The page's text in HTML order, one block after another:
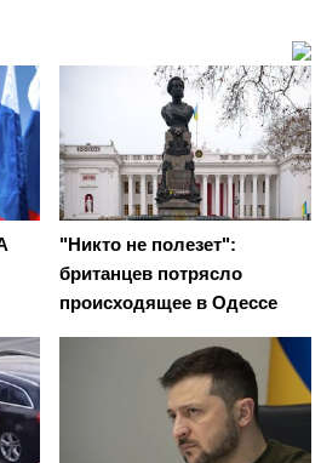
"Никто не полезет":
британцев потрясло
происходящее в Одессе